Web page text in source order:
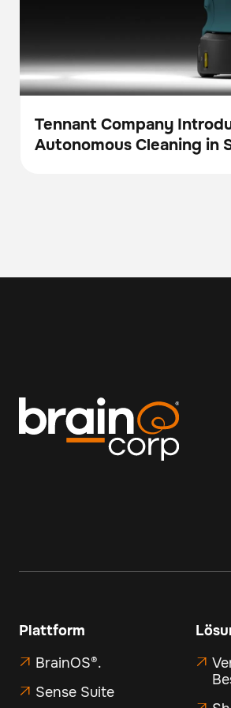
Presse
Tennant Company
Autonomous Cleaning in
Plattform
 BrainOS®.
 Sense Suite
